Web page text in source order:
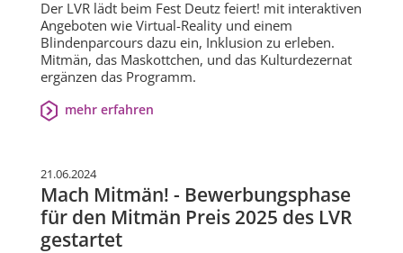
Der LVR lädt beim Fest Deutz feiert! mit interaktiven
Angeboten wie Virtual-Reality und einem
Blindenparcours dazu ein, Inklusion zu erleben.
Mitmän, das Maskottchen, und das Kulturdezernat
ergänzen das Programm.
mehr erfahren
21.06.2024
Mach Mitmän! - Bewerbungsphase
für den Mitmän Preis 2025 des LVR
gestartet